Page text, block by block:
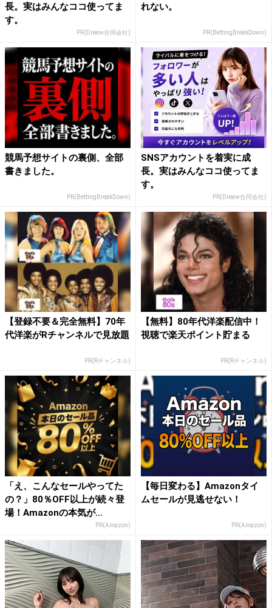
長。実はみんなココ使ってま
す。
PR(Dreaw合同会社)
れない。
PR(BettingBreakDown)
競馬予想サイトの裏側、全部
書きました。
PR(BettingBreakDown)
SNSアカウントを着実に成
長。実はみんなココ使ってま
す。
PR(Dreaw合同会社)
【登録不要＆完全無料】70年
代洋楽がRチャンネルで見放題
PR(Rチャンネル)
【無料】80年代洋楽配信中！
視聴で楽天ポイント貯まる
PR(Rチャンネル)
「え、こんなセールやってた
の？」80％OFF以上が続々登
場！Amazonの本気が...
PR(Amazon)
【毎日変わる】Amazonタイ
ムセールが見逃せない！
PR(Amazon)